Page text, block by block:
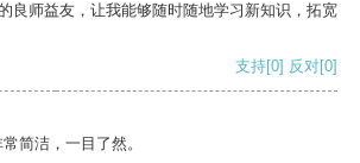
良师益友，让我能够随时随地学习新知识，拓宽
支持[0] 反对[0]
简洁，一目了然。